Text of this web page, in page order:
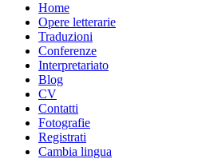
Home
Opere letterarie
Traduzioni
Conferenze
Interpretariato
Blog
CV
Contatti
Fotografie
Registrati
Cambia lingua